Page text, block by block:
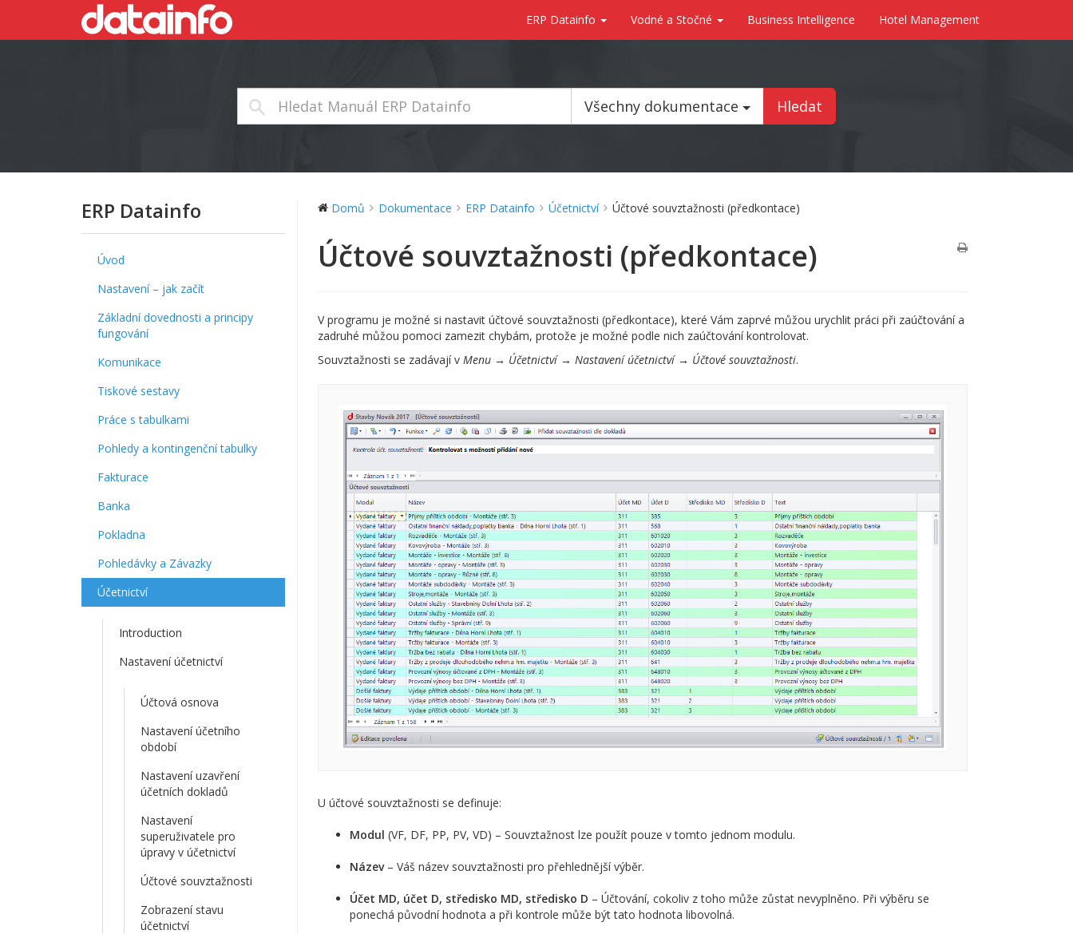
ERP Datainfo Vodné a Stočné Business Intelligence Hotel Management
Všechny dokumentace Hledat
ERP Datainfo
Úvod
Nastavení – jak začít
Základní dovednosti a principy
fungování
Komunikace
Tiskové sestavy
Práce s tabulkami
Pohledy a kontingenční tabulky
Fakturace
Banka
Pokladna
Pohledávky a Závazky
Účetnictví
Introduction
Nastavení účetnictví
Účtová osnova
Nastavení účetního
období
Nastavení uzavření
účetních dokladů
Nastavení
superuživatele pro
úpravy v účetnictví
Účtové souvztažnosti
Zobrazení stavu
účetnictví
Domů Dokumentace ERP Datainfo Účetnictví Účtové souvztažnosti (předkontace)
Účtové souvztažnosti (předkontace)
V programu je možné si nastavit účtové souvztažnosti (předkontace), které Vám zaprvé můžou urychlit práci při zaúčtování a
zadruhé můžou pomoci zamezit chybám, protože je možné podle nich zaúčtování kontrolovat.
Souvztažnosti se zadávají v Menu → Účetnictví → Nastavení účetnictví → Účtové souvztažnosti.
U účtové souvztažnosti se definuje:
Modul (VF, DF, PP, PV, VD) – Souvztažnost lze použít pouze v tomto jednom modulu.
Název– Váš název souvztažnosti pro přehlednější výběr.
Účet MD, účet D, středisko MD, středisko D – Účtování, cokoliv z toho může zůstat nevyplněno. Při výběru se
ponechá původní hodnota a při kontrole může být tato hodnota libovolná.